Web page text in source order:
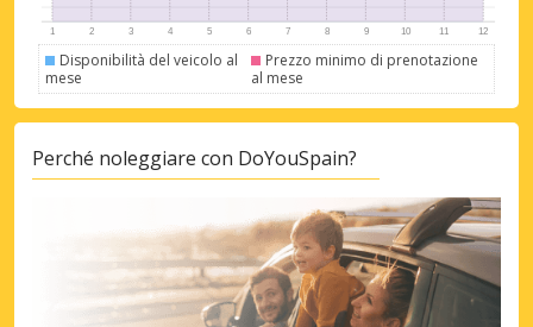
Disponibilità del veicolo al
mese
Prezzo minimo di prenotazione
al mese
Perché noleggiare con DoYouSpain?